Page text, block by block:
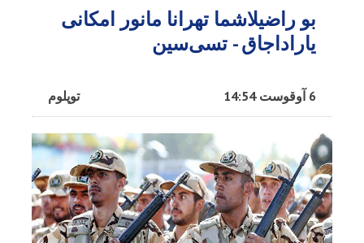
بو راضیلاشما تهرانا مانور امکانی
یاراداجاق - تسی‌سین
توپلوم 6 آوقوست 14:54